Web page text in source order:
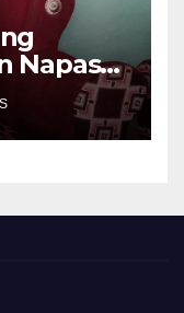
Napas